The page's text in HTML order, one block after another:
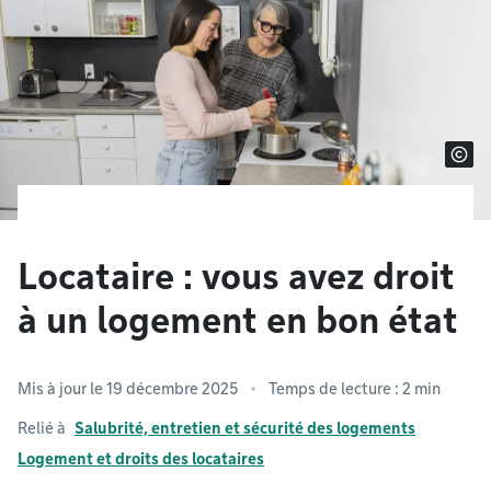
Locataire : vous avez droit
à un logement en bon état
Mis à jour le 19 décembre 2025 Temps de lecture : 2 min
Relié à Salubrité, entretien et sécurité des logements
Logement et droits des locataires